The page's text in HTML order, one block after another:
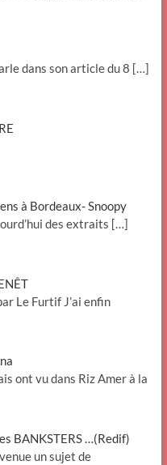
dans son article du 8 […]
à Bordeaux- Snoopy
des extraits […]
Le Furtif J’ai enfin
ont vu dans Riz Amer à la
BANKSTERS …(Redif)
un sujet de